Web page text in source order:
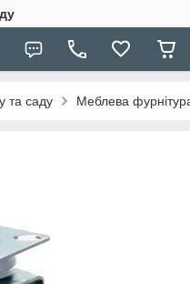
та саду Меблева